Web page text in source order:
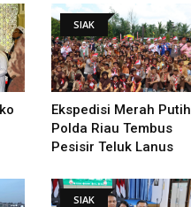
Tenggelam
SIAK
Ekspedisi Merah Putih
Polda Riau Tembus
Pesisir Teluk Lanus
SIAK